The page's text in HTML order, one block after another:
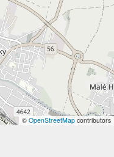
© OpenStreetMap contributors